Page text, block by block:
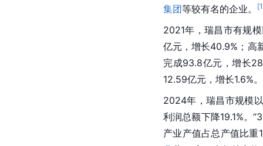
集团等较有名的企业。 [1
2021年，瑞昌市有规
亿元，增长40.9%；高
完成93.8亿元，增长
12.59亿元，增长1.6%。
2024年，瑞昌市规模
利润总额下降19.1%。
产业产值占总产值比重